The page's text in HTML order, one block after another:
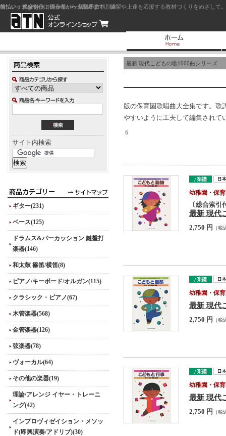
ジャズを中心に初心者から上級者まで、練習や上達を応援する教材づくりをめざし
サイト内検索
ギター(231)
ベース(125)
ドラムス&パーカッション 鍵盤打
楽器(146)
和太鼓 篠笛/横笛(8)
ピアノ/キーボード/オルガン(115)
クラシック・ピアノ(67)
木管楽器(568)
金管楽器(126)
弦楽器(78)
ヴォーカル(64)
その他の楽器(19)
理論/アレンジ イヤー・トレーニ
ング(42)
インプロヴィゼイション・メソッ
ド(即興演奏/アドリブ)(30)
最新 現代こどもの歌1000曲シリーズ
版の保育園歌唱曲大全集です。歌
やすいように工夫して編集されて
6
幼稚園・保
〔総合索引
最新 現代
2,750 円 （税
幼稚園・保
最新 現代
2,750 円 （税
幼稚園・保
最新 現代
2,750 円 （税
前払い：クレジットカード（一括払い）
後払い：代金引換（現金払い・代引手数料別途）
前払い：PayPay